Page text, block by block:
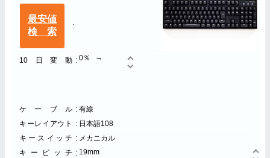
最安値
検索
10日変動 0％
ケーブル
有線
キーレイアウト
日本語108
キースイッチ
メカニカル
キーピッチ
19mm